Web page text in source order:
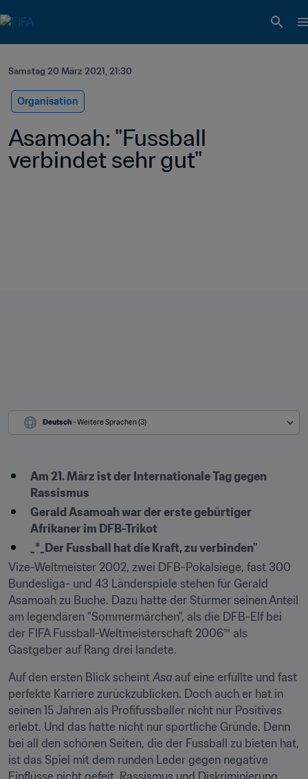
Samstag 20 März 2021, 21:30
Organisation
Asamoah: "Fussball
verbindet sehr gut"
Deutsch - Weitere Sprachen (3)
Am 21. März ist der Internationale Tag gegen
Rassismus
Gerald Asamoah war der erste gebürtiger
Afrikaner im DFB-Trikot
_*_Der Fussball hat die Kraft, zu verbinden"
Vize-Weltmeister 2002, zwei DFB-Pokalsiege, fast 300
Bundesliga- und 43 Länderspiele stehen für Gerald
Asamoah zu Buche. Dazu hatte der Stürmer seinen Anteil
am legendären "Sommermärchen", als die DFB-Elf bei
der FIFA Fussball-Weltmeisterschaft 2006™ als
Gastgeber auf Rang drei landete.
Auf den ersten Blick scheint Asa auf eine erfüllte und fast
perfekte Karriere zurückzublicken. Doch auch er hat in
seinen 15 Jahren als Profifussballer nicht nur Positives
erlebt. Und das hatte nicht nur sportliche Gründe. Denn
bei all den schönen Seiten, die der Fussball zu bieten hat,
ist das Spiel mit dem runden Leder gegen negative
Einflüsse nicht gefeit. Rassismus und Diskriminierung